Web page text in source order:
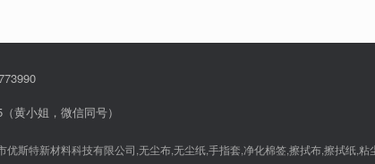
黄小姐，微信同号）
优斯特新材料科技有限公司,无尘布,无尘纸,手指套,净化棉签,擦拭布,擦拭纸,